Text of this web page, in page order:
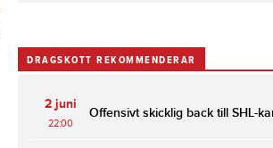
DRAGSKOTT REKOMMENDERAR
2 juni
22:00
Offensivt skicklig back till SHL-